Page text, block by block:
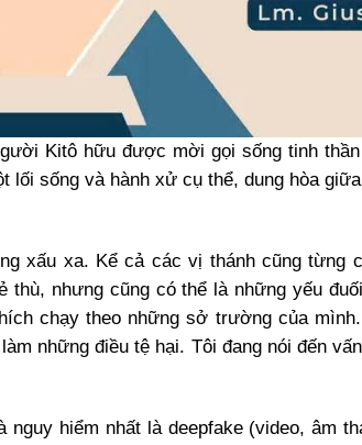
Kitô hữu được mời gọi sống tinh
lối sống và hành xử cụ thể, dung hòa
xấu xa. Kể cả các vị thánh cũng từng
thù, nhưng cũng có thể là những yếu
chạy theo những sở trường của
những điều tệ hại. Tôi đang nói đến
nguy hiểm nhất là deepfake (video, âm